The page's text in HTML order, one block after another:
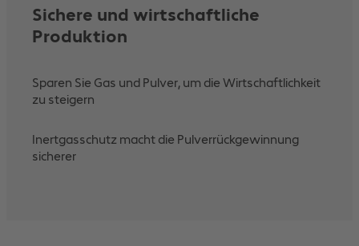
Sichere und wirtschaftliche
Produktion
Sparen Sie Gas und Pulver, um die Wirtschaftlichkeit
zu steigern
Inertgasschutz macht die Pulverrückgewinnung
sicherer